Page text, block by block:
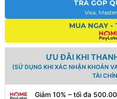
TRẢ GÓP
Visa,
MUA NGAY -
ƯU ĐÃI KHI
(SỬ DỤNG KHI XÁC NHẬN KHOẢN
TÀI
Giảm 10% – tối đa